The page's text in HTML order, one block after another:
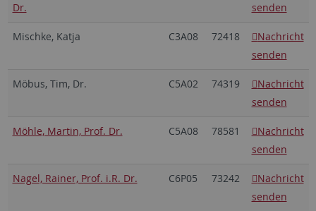
Dr.
senden
Mischke, Katja C3A08 72418
Nachricht
senden
Möbus, Tim, Dr. C5A02 74319
Nachricht
senden
Möhle, Martin, Prof. Dr. C5A08 78581
Nachricht
senden
Nagel, Rainer, Prof. i.R. Dr. C6P05 73242
Nachricht
senden